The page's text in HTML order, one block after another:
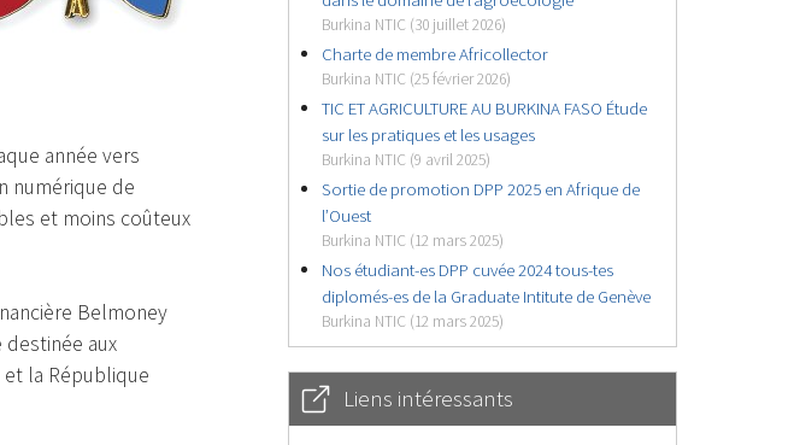
année vers
numérique de
et moins coûteux
Belmoney
aux
la République
Burkina NTIC (30 juillet 2026)
Charte de membre Africollector
Burkina NTIC (25 février 2026)
TIC ET AGRICULTURE AU BURKINA FASO Étude
sur les pratiques et les usages
Burkina NTIC (9 avril 2025)
Sortie de promotion DPP 2025 en Afrique de
l’Ouest
Burkina NTIC (12 mars 2025)
Nos étudiant-es DPP cuvée 2024 tous-tes
diplomés-es de la Graduate Intitute de Genève
Burkina NTIC (12 mars 2025)
Liens intéressants